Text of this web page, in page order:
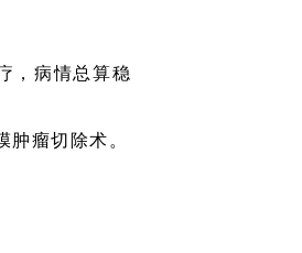
，病情总算稳
瘤切除术。